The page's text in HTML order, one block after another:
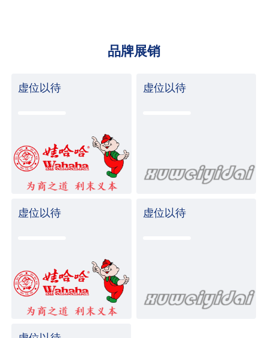
品牌展销
虚位以待 虚位以待
虚位以待 虚位以待